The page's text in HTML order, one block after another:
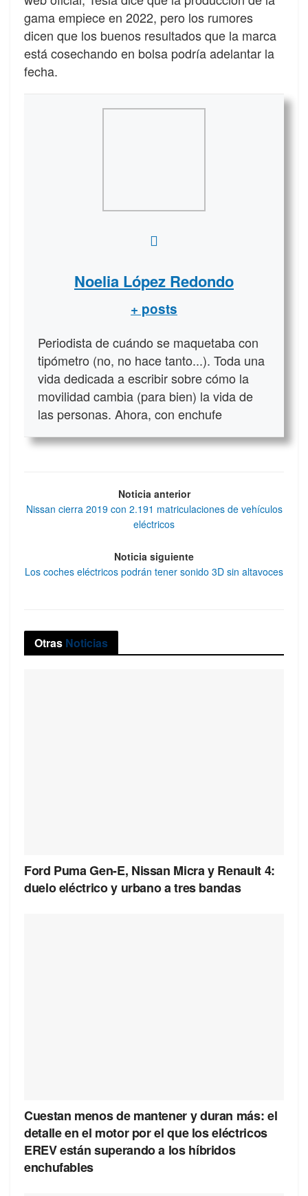
gama empiece en 2022, pero los rumores
dicen que los buenos resultados que la marca
está cosechando en bolsa podría adelantar la
fecha.
Noelia López Redondo
+ posts
Periodista de cuándo se maquetaba con
tipómetro (no, no hace tanto...). Toda una
vida dedicada a escribir sobre cómo la
movilidad cambia (para bien) la vida de
las personas. Ahora, con enchufe
Noticia anterior
Nissan cierra 2019 con 2.191 matriculaciones de vehículos
eléctricos
Noticia siguiente
Los coches eléctricos podrán tener sonido 3D sin altavoces
Otras Noticias
Ford Puma Gen-E, Nissan Micra y Renault 4:
duelo eléctrico y urbano a tres bandas
Cuestan menos de mantener y duran más: el
detalle en el motor por el que los eléctricos
EREV están superando a los híbridos
enchufables